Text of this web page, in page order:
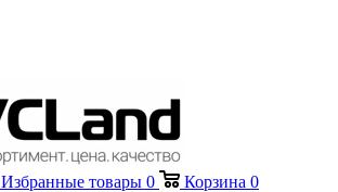
Избранные товары 0 Корзина 0